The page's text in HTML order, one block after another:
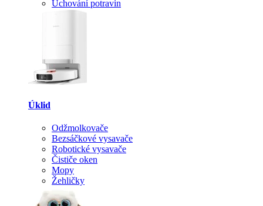
Uchování potravin
Úklid
Odžmolkovače
Bezsáčkové vysavače
Robotické vysavače
Čističe oken
Mopy
Žehličky